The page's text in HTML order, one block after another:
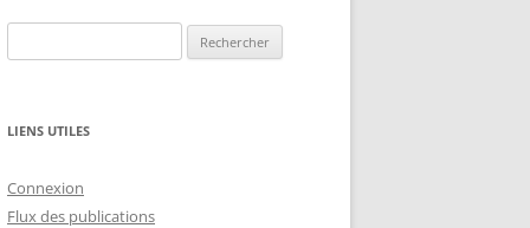
LIENS UTILES
Connexion
Flux des publications